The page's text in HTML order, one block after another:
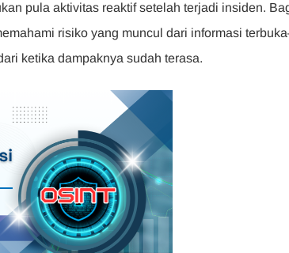
pula aktivitas reaktif setelah terjadi insiden.
risiko yang muncul dari informasi
ketika dampaknya sudah terasa.